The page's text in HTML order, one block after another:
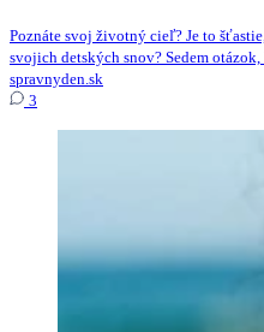
Poznáte svoj životný cieľ? Je to
svojich detských snov? Sedem
spravnyden.sk
3